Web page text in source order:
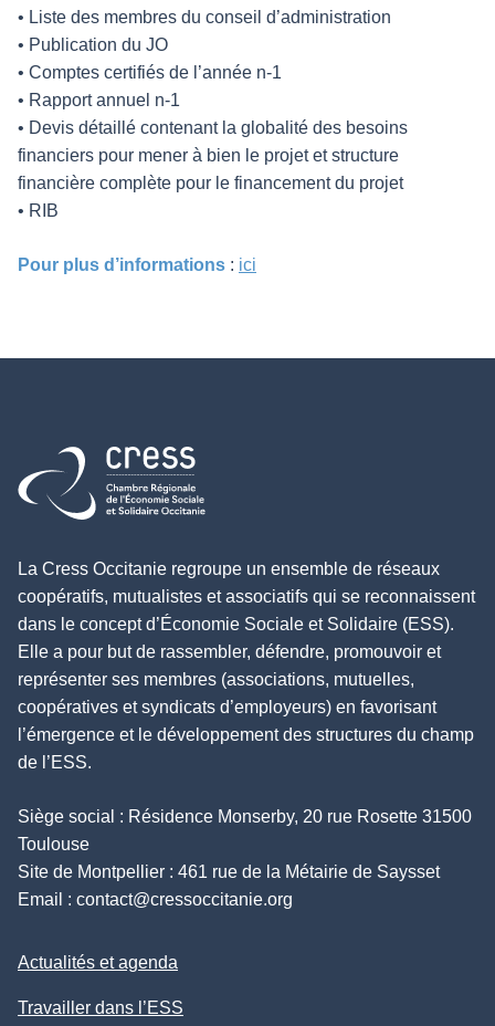
• Liste des membres du conseil d’administration
• Publication du JO
• Comptes certifiés de l’année n-1
• Rapport annuel n-1
• Devis détaillé contenant la globalité des besoins
financiers pour mener à bien le projet et structure
financière complète pour le financement du projet
• RIB
Pour plus d’informations : ici
Retour à l'accueil
La Cress Occitanie regroupe un ensemble de réseaux
coopératifs, mutualistes et associatifs qui se reconnaissent
dans le concept d’Économie Sociale et Solidaire (ESS).
Elle a pour but de rassembler, défendre, promouvoir et
représenter ses membres (associations, mutuelles,
coopératives et syndicats d’employeurs) en favorisant
l’émergence et le développement des structures du champ
de l’ESS.
Siège social : Résidence Monserby, 20 rue Rosette 31500
Toulouse
Site de Montpellier : 461 rue de la Métairie de Saysset
Email : contact@cressoccitanie.org
Actualités et agenda
Travailler dans l’ESS